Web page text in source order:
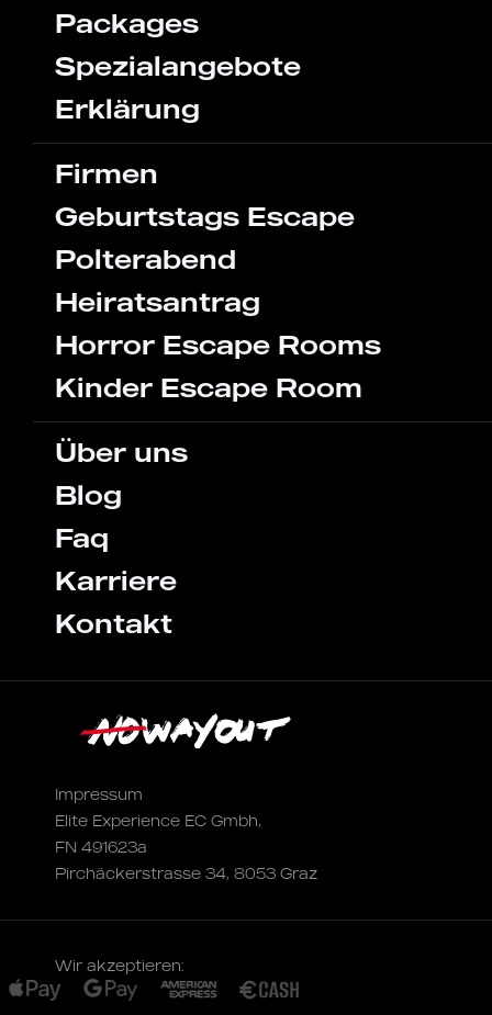
Impressum
Elite Experience EC Gmbh,
FN 491623a
Pirchäckerstrasse 34, 8053 Graz
Packages
Spezialangebote
Erklärung
Firmen
Geburtstags Escape
Polterabend
Heiratsantrag
Horror Escape Rooms
Kinder Escape Room
Über uns
Blog
Faq
Karriere
Kontakt
Wir akzeptieren: